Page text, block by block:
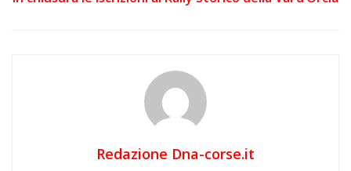
Redazione Dna-corse.it